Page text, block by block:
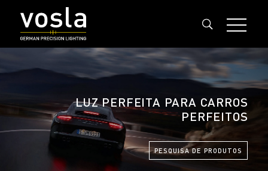
LUZ PERFEITA PARA CARROS
PERFEITOS
PESQUISA DE PRODUTOS